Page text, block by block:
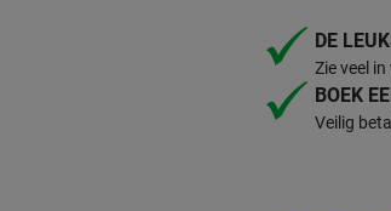
DE
Zie veel
BOEK
Veilig